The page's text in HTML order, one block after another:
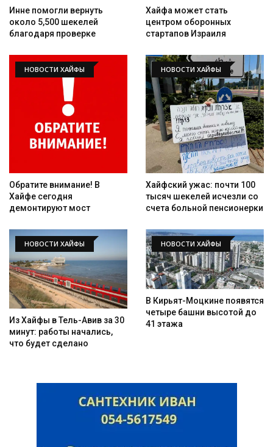
Инне помогли вернуть
около 5,500 шекелей
благодаря проверке
Хайфа может стать
центром оборонных
стартапов Израиля
НОВОСТИ ХАЙФЫ
Обратите внимание! В
Хайфе сегодня
демонтируют мост
НОВОСТИ ХАЙФЫ
Хайфский ужас: почти 100
тысяч шекелей исчезли со
счета больной пенсионерки
НОВОСТИ ХАЙФЫ
Из Хайфы в Тель-Авив за 30
минут: работы начались,
что будет сделано
НОВОСТИ ХАЙФЫ
В Кирьят-Моцкине появятся
четыре башни высотой до
41 этажа